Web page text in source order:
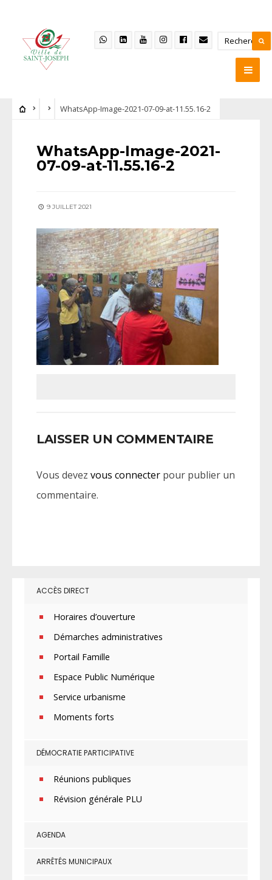
WhatsApp-Image-2021-07-09-at-11.55.16-2
WhatsApp-Image-2021-
07-09-at-11.55.16-2
9 JUILLET 2021
LAISSER UN COMMENTAIRE
Vous devez vous connecter pour publier un
commentaire.
ACCÈS DIRECT
Horaires d’ouverture
Démarches administratives
Portail Famille
Espace Public Numérique
Service urbanisme
Moments forts
DÉMOCRATIE PARTICIPATIVE
Réunions publiques
Révision générale PLU
AGENDA
ARRÊTÉS MUNICIPAUX